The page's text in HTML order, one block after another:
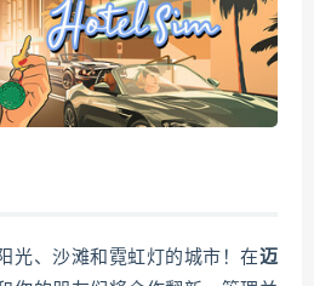
光、沙滩和霓虹灯的城市！在迈